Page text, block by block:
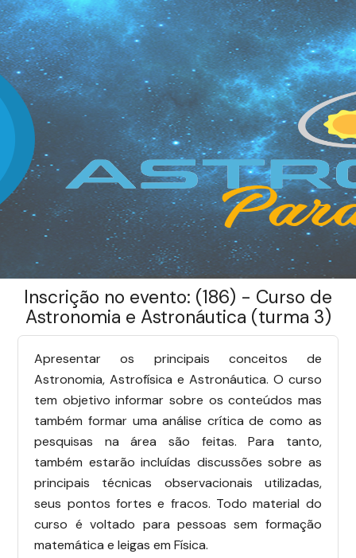
Inscrição no evento: (186) - Curso de
Astronomia e Astronáutica (turma 3)
Apresentar os principais conceitos de
Astronomia, Astrofísica e Astronáutica. O curso
tem objetivo informar sobre os conteúdos mas
também formar uma análise crítica de como as
pesquisas na área são feitas. Para tanto,
também estarão incluídas discussões sobre as
principais técnicas observacionais utilizadas,
seus pontos fortes e fracos. Todo material do
curso é voltado para pessoas sem formação
matemática e leigas em Física.